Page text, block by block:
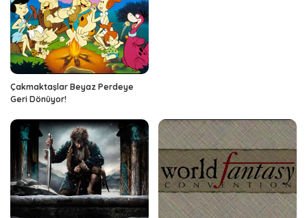
Çakmaktaşlar Beyaz Perdeye
Geri Dönüyor!